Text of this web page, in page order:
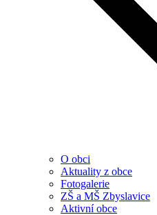
O obci
Aktuality z obce
Fotogalerie
ZŠ a MŠ Zbyslavice
Aktivní obce